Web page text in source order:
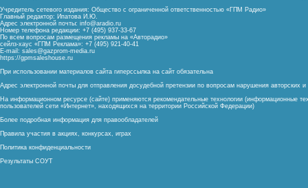
Учредитель сетевого издания: Общество с ограниченной ответственностью «ГПМ Радио»
Главный редактор: Ипатова И.Ю.
Адрес электронной почты: info@aradio.ru
Номер телефона редакции: +7 (495) 937-33-67
По всем вопросам размещения рекламы на «Авторадио»
сейлз-хаус «ГПМ Реклама»: +7 (495) 921-40-41
E-mail: sales@gazprom-media.ru
https://gpmsaleshouse.ru
При использовании материалов сайта гиперссылка на сайт обязательна
Адрес электронной почты для отправления досудебной претензии по вопросам нарушения авторских
На информационном ресурсе (сайте) применяются рекомендательные технологии (информационные
пользователей сети «Интернет», находящихся на территории Российской Федерации)
Более подробная информация для правообладателей
Правила участия в акциях, конкурсах, играх
Политика конфиденциальности
Результаты СОУТ